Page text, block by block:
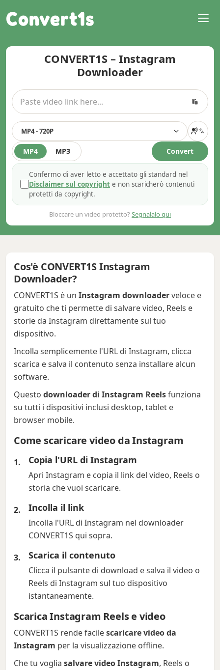
Convert1s
CONVERT1S – Instagram
Downloader
MP4 MP3
MP4 - 720P
Convert
Confermo di aver letto e accettato gli standard nel
Disclaimer sul copyright e non scaricherò contenuti
protetti da copyright.
Bloccare un video protetto? Segnalalo qui
Cos'è CONVERT1S Instagram
Downloader?
CONVERT1S è un Instagram downloaderveloce e
gratuito che ti permette di salvare video, Reels e
storie da Instagram direttamente sul tuo
dispositivo.
Incolla semplicemente l'URL di Instagram, clicca
scarica e salva il contenuto senza installare alcun
software.
Questo downloader di Instagram Reelsfunziona
su tutti i dispositivi inclusi desktop, tablet e
browser mobile.
Come scaricare video da Instagram
Copia l'URL di Instagram
Apri Instagram e copia il link del video, Reels o
storia che vuoi scaricare.
Incolla il link
Incolla l'URL di Instagram nel downloader
CONVERT1S qui sopra.
Scarica il contenuto
Clicca il pulsante di download e salva il video o
Reels di Instagram sul tuo dispositivo
istantaneamente.
Scarica Instagram Reels e video
CONVERT1S rende facilescaricare video da
Instagram per la visualizzazione offline.
Che tu voglia salvare video Instagram, Reels o